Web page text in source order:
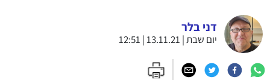
דני בלר
יום שבת | 13.11.21 | 12:51